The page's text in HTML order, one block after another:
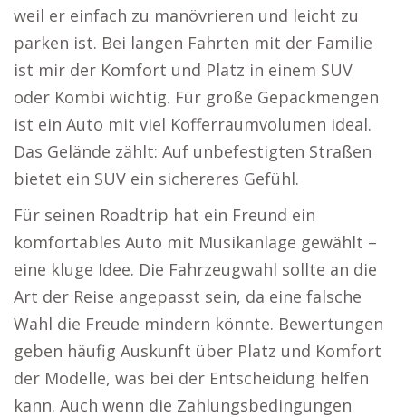
weil er einfach zu manövrieren und leicht zu
parken ist. Bei langen Fahrten mit der Familie
ist mir der Komfort und Platz in einem SUV
oder Kombi wichtig. Für große Gepäckmengen
ist ein Auto mit viel Kofferraumvolumen ideal.
Das Gelände zählt: Auf unbefestigten Straßen
bietet ein SUV ein sichereres Gefühl.
Für seinen Roadtrip hat ein Freund ein
komfortables Auto mit Musikanlage gewählt –
eine kluge Idee. Die Fahrzeugwahl sollte an die
Art der Reise angepasst sein, da eine falsche
Wahl die Freude mindern könnte. Bewertungen
geben häufig Auskunft über Platz und Komfort
der Modelle, was bei der Entscheidung helfen
kann. Auch wenn die Zahlungsbedingungen